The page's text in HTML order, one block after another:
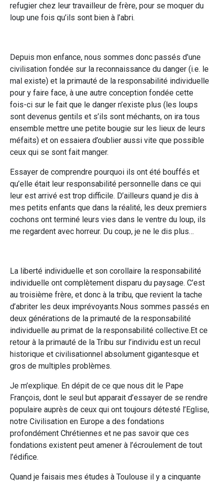
refugier chez leur travailleur de frère, pour se moquer du
loup une fois qu’ils sont bien à l’abri.
Depuis mon enfance, nous sommes donc passés d’une
civilisation fondée sur la reconnaissance du danger (i.e. le
mal existe) et la primauté de la responsabilité individuelle
pour y faire face, à une autre conception fondée cette
fois-ci sur le fait que le danger n’existe plus (les loups
sont devenus gentils et s’ils sont méchants, on ira tous
ensemble mettre une petite bougie sur les lieux de leurs
méfaits) et on essaiera d’oublier aussi vite que possible
ceux qui se sont fait manger.
Essayer de comprendre pourquoi ils ont été bouffés et
qu’elle était leur responsabilité personnelle dans ce qui
leur est arrivé est trop difficile. D’ailleurs quand je dis à
mes petits enfants que dans la réalité, les deux premiers
cochons ont terminé leurs vies dans le ventre du loup, ils
me regardent avec horreur. Du coup, je ne le dis plus…
La liberté individuelle et son corollaire la responsabilité
individuelle ont complètement disparu du paysage. C’est
au troisième frère, et donc à la tribu, que revient la tache
d’abriter les deux imprévoyants.Nous sommes passés en
deux générations de la primauté de la responsabilité
individuelle au primat de la responsabilité collective.Et ce
retour à la primauté de la Tribu sur l’individu est un recul
historique et civilisationnel absolument gigantesque et
gros de multiples problèmes.
Je m’explique. En dépit de ce que nous dit le Pape
François, dont le seul but apparait d’essayer de se rendre
populaire auprès de ceux qui ont toujours détesté l’Eglise,
notre Civilisation en Europe a des fondations
profondément Chrétiennes et ne pas savoir que ces
fondations existent peut amener à l’écroulement de tout
l’édifice.
Quand je faisais mes études à Toulouse il y a cinquante